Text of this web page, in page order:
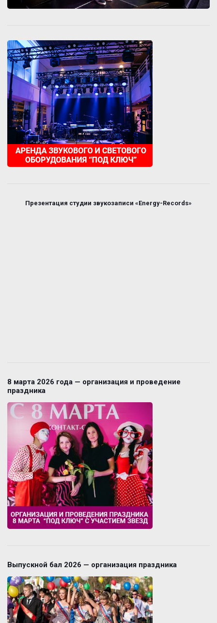
Презентация студии звукозаписи «Energy-Records»
8 марта 2026 года — организация и проведение
праздника
Выпускной бал 2026 — организация праздника